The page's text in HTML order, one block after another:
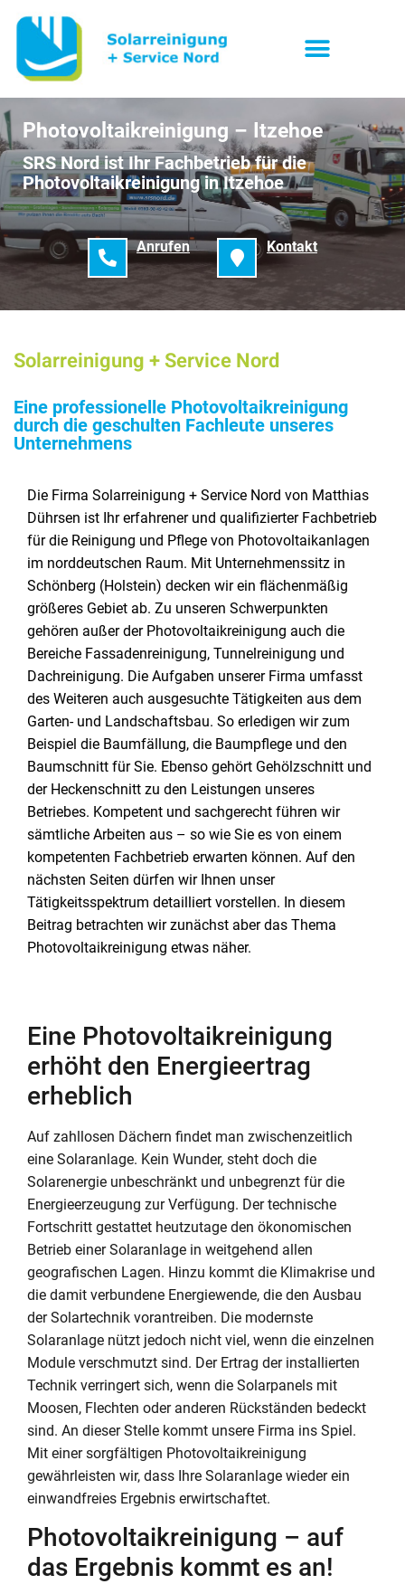
Photovoltaikreinigung – Itzehoe
SRS Nord ist Ihr Fachbetrieb für die
Photovoltaikreinigung in Itzehoe
Anrufen Kontakt
Solarreinigung + Service Nord
Eine professionelle Photovoltaikreinigung
durch die geschulten Fachleute unseres
Unternehmens
Die Firma Solarreinigung + Service Nord von Matthias
Dührsen ist Ihr erfahrener und qualifizierter Fachbetrieb
für die Reinigung und Pflege von Photovoltaikanlagen
im norddeutschen Raum. Mit Unternehmenssitz in
Schönberg (Holstein) decken wir ein flächenmäßig
größeres Gebiet ab. Zu unseren Schwerpunkten
gehören außer der Photovoltaikreinigung auch die
Bereiche Fassadenreinigung, Tunnelreinigung und
Dachreinigung. Die Aufgaben unserer Firma umfasst
des Weiteren auch ausgesuchte Tätigkeiten aus dem
Garten- und Landschaftsbau. So erledigen wir zum
Beispiel die Baumfällung, die Baumpflege und den
Baumschnitt für Sie. Ebenso gehört Gehölzschnitt und
der Heckenschnitt zu den Leistungen unseres
Betriebes. Kompetent und sachgerecht führen wir
sämtliche Arbeiten aus – so wie Sie es von einem
kompetenten Fachbetrieb erwarten können. Auf den
nächsten Seiten dürfen wir Ihnen unser
Tätigkeitsspektrum detailliert vorstellen. In diesem
Beitrag betrachten wir zunächst aber das Thema
Photovoltaikreinigung etwas näher.
Eine Photovoltaikreinigung
erhöht den Energieertrag
erheblich
Auf zahllosen Dächern findet man zwischenzeitlich
eine Solaranlage. Kein Wunder, steht doch die
Solarenergie unbeschränkt und unbegrenzt für die
Energieerzeugung zur Verfügung. Der technische
Fortschritt gestattet heutzutage den ökonomischen
Betrieb einer Solaranlage in weitgehend allen
geografischen Lagen. Hinzu kommt die Klimakrise und
die damit verbundene Energiewende, die den Ausbau
der Solartechnik vorantreiben. Die modernste
Solaranlage nützt jedoch nicht viel, wenn die einzelnen
Module verschmutzt sind. Der Ertrag der installierten
Technik verringert sich, wenn die Solarpanels mit
Moosen, Flechten oder anderen Rückständen bedeckt
sind. An dieser Stelle kommt unsere Firma ins Spiel.
Mit einer sorgfältigen Photovoltaikreinigung
gewährleisten wir, dass Ihre Solaranlage wieder ein
einwandfreies Ergebnis erwirtschaftet.
Photovoltaikreinigung – auf
das Ergebnis kommt es an!